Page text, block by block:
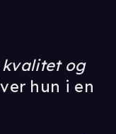
og
hun i en